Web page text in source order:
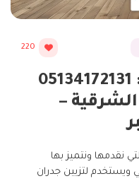
220
معلم فوم الدمام ت: 05134172131
–
نقدمها ونتميز بها
ويستخدم لتزيين جدران